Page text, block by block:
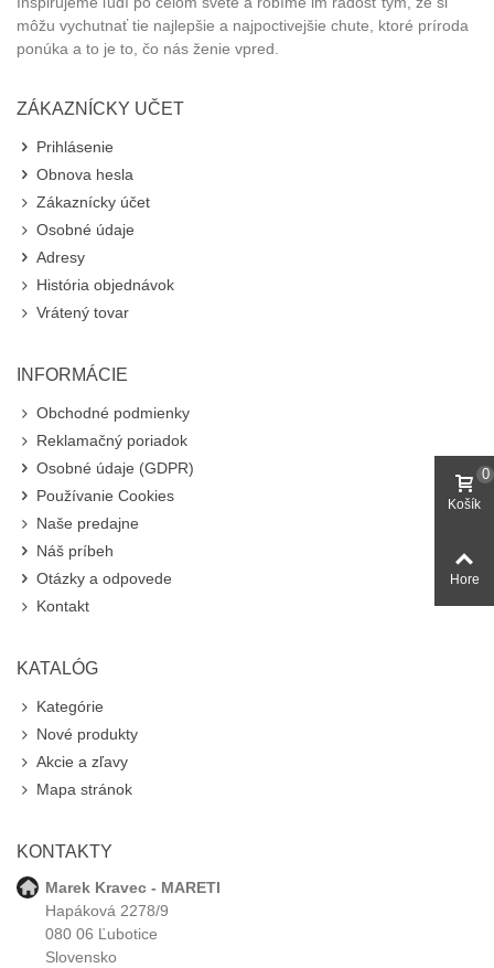
môžu vychutnať tie najlepšie a najpoctivejšie chute, ktoré príroda
ponúka a to je to, čo nás ženie vpred.
ZÁKAZNÍCKY UČET
Prihlásenie
Obnova hesla
Zákaznícky účet
Osobné údaje
Adresy
História objednávok
Vrátený tovar
INFORMÁCIE
Obchodné podmienky
Reklamačný poriadok
Osobné údaje (GDPR)
Používanie Cookies
Naše predajne
Náš príbeh
Otázky a odpovede
Kontakt
KATALÓG
Kategórie
Nové produkty
Akcie a zľavy
Mapa stránok
KONTAKTY
Marek Kravec - MARETI
Hapáková 2278/9
080 06 Ľubotice
Slovensko
Košík
0
Hore